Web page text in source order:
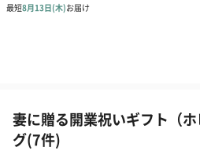
妻に贈る開業祝いギフト（
グ(7件)